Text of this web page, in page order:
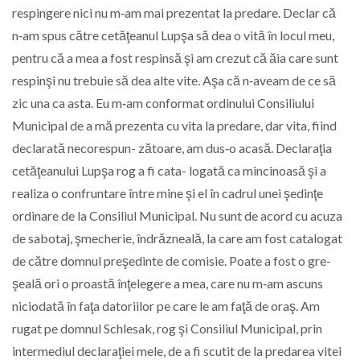
respingere nici nu m‑am mai prezentat la predare. Declar că
n‑am spus către cetăţeanul Lupşa să dea o vită în locul meu,
pentru că a mea a fost respinsă şi am crezut că ăia care sunt
respinşi nu trebuie să dea alte vite. Aşa că n‑aveam de ce să
zic una ca asta. Eu m‑am conformat ordinului Consiliului
Municipal de a mă prezenta cu vita la predare, dar vita, fiind
declarată necorespun- zătoare, am dus‑o acasă. Declaraţia
cetăţeanului Lupşa rog a fi cata- logată ca mincinoasă şi a
realiza o confruntare între mine şi el în cadrul unei şedinţe
ordinare de la Consiliul Municipal. Nu sunt de acord cu acuza
de sabotaj, şmecherie, îndrăzneală, la care am fost catalogat
de către domnul preşedinte de comisie. Poate a fost o gre-
şeală ori o proastă înţelegere a mea, care nu m‑am ascuns
niciodată în faţa datoriilor pe care le am faţă de oraş. Am
rugat pe domnul Schlesak, rog şi Consiliul Municipal, prin
intermediul declaraţiei mele, de a fi scutit de la predarea vitei